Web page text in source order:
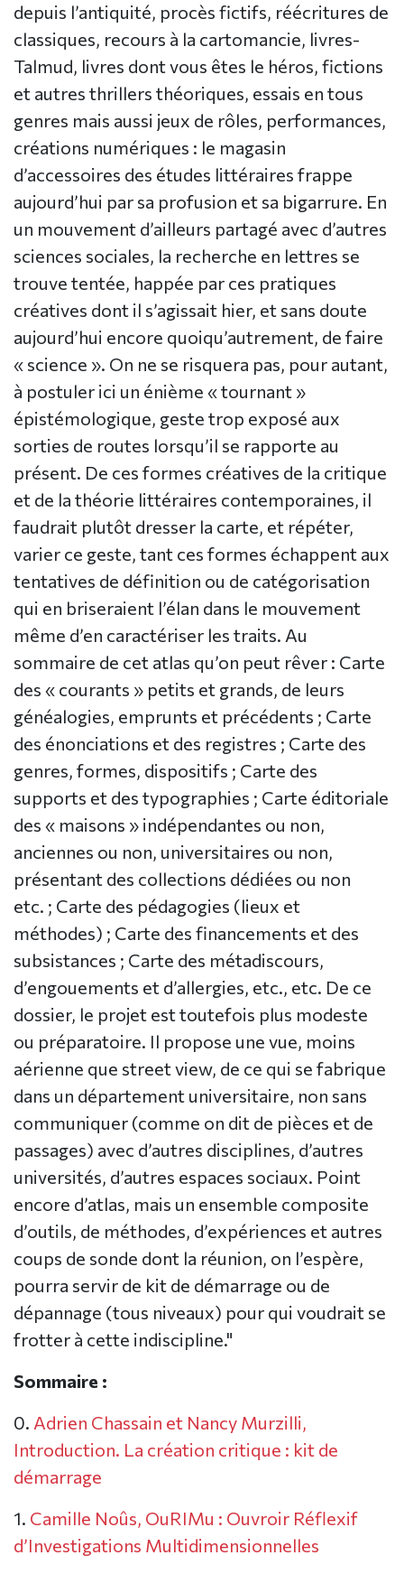
depuis l’antiquité, procès fictifs, réécritures de
classiques, recours à la cartomancie, livres-
Talmud, livres dont vous êtes le héros, fictions
et autres thrillers théoriques, essais en tous
genres mais aussi jeux de rôles, performances,
créations numériques : le magasin
d’accessoires des études littéraires frappe
aujourd’hui par sa profusion et sa bigarrure. En
un mouvement d’ailleurs partagé avec d’autres
sciences sociales, la recherche en lettres se
trouve tentée, happée par ces pratiques
créatives dont il s’agissait hier, et sans doute
aujourd’hui encore quoiqu’autrement, de faire
« science ». On ne se risquera pas, pour autant,
à postuler ici un énième « tournant »
épistémologique, geste trop exposé aux
sorties de routes lorsqu’il se rapporte au
présent. De ces formes créatives de la critique
et de la théorie littéraires contemporaines, il
faudrait plutôt dresser la carte, et répéter,
varier ce geste, tant ces formes échappent aux
tentatives de définition ou de catégorisation
qui en briseraient l’élan dans le mouvement
même d’en caractériser les traits. Au
sommaire de cet atlas qu’on peut rêver : Carte
des « courants » petits et grands, de leurs
généalogies, emprunts et précédents ; Carte
des énonciations et des registres ; Carte des
genres, formes, dispositifs ; Carte des
supports et des typographies ; Carte éditoriale
des « maisons » indépendantes ou non,
anciennes ou non, universitaires ou non,
présentant des collections dédiées ou non
etc. ; Carte des pédagogies (lieux et
méthodes) ; Carte des financements et des
subsistances ; Carte des métadiscours,
d’engouements et d’allergies, etc., etc. De ce
dossier, le projet est toutefois plus modeste
ou préparatoire. Il propose une vue, moins
aérienne que street view, de ce qui se fabrique
dans un département universitaire, non sans
communiquer (comme on dit de pièces et de
passages) avec d’autres disciplines, d’autres
universités, d’autres espaces sociaux. Point
encore d’atlas, mais un ensemble composite
d’outils, de méthodes, d’expériences et autres
coups de sonde dont la réunion, on l’espère,
pourra servir de kit de démarrage ou de
dépannage (tous niveaux) pour qui voudrait se
frotter à cette indiscipline."
Sommaire :
0. Adrien Chassain et Nancy Murzilli,
Introduction. La création critique : kit de
démarrage
1. Camille Noûs, OuRIMu : Ouvroir Réflexif
d’Investigations Multidimensionnelles